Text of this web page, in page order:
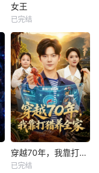
女王
已完结
穿越70年，我靠打猎养全家
已完结